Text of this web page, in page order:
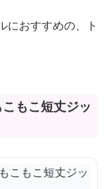
におすすめの、ト
もこ短丈ジッ